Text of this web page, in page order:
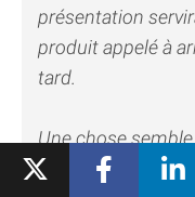
présentation
produit appelé à
tard.
Une chose
l’iPhone Ultra,